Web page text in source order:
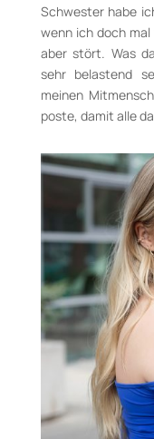
Schwester habe
wenn ich doch
aber stört. Was
sehr belastend
meinen
poste, damit alle